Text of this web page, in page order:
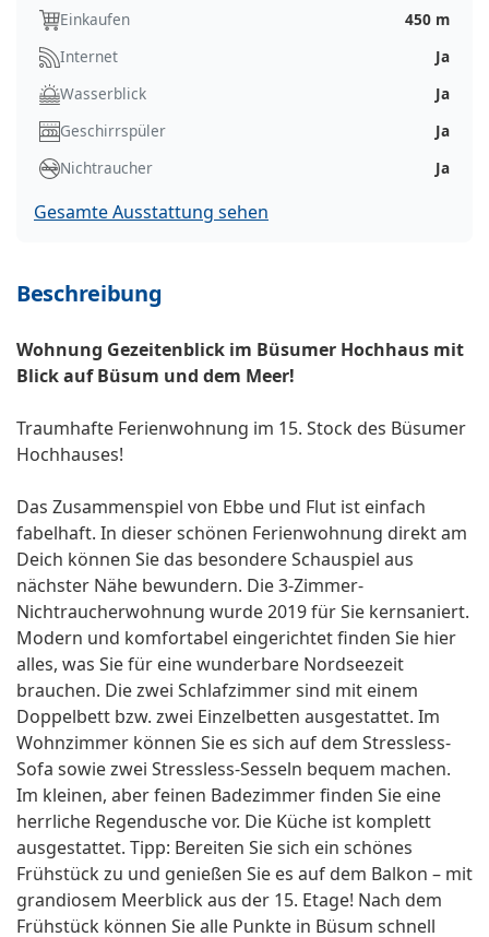
Einkaufen
450 m
Internet
Ja
Wasserblick
Ja
Geschirrspüler
Ja
Nichtraucher
Ja
Gesamte Ausstattung sehen
Beschreibung
Wohnung Gezeitenblick im Büsumer Hochhaus mit
Blick auf Büsum und dem Meer!
Traumhafte Ferienwohnung im 15. Stock des Büsumer
Hochhauses!
Das Zusammenspiel von Ebbe und Flut ist einfach
fabelhaft. In dieser schönen Ferienwohnung direkt am
Deich können Sie das besondere Schauspiel aus
nächster Nähe bewundern. Die 3-Zimmer-
Nichtraucherwohnung wurde 2019 für Sie kernsaniert.
Modern und komfortabel eingerichtet finden Sie hier
alles, was Sie für eine wunderbare Nordseezeit
brauchen. Die zwei Schlafzimmer sind mit einem
Doppelbett bzw. zwei Einzelbetten ausgestattet. Im
Wohnzimmer können Sie es sich auf dem Stressless-
Sofa sowie zwei Stressless-Sesseln bequem machen.
Im kleinen, aber feinen Badezimmer finden Sie eine
herrliche Regendusche vor. Die Küche ist komplett
ausgestattet. Tipp: Bereiten Sie sich ein schönes
Frühstück zu und genießen Sie es auf dem Balkon – mit
grandiosem Meerblick aus der 15. Etage! Nach dem
Frühstück können Sie alle Punkte in Büsum schnell